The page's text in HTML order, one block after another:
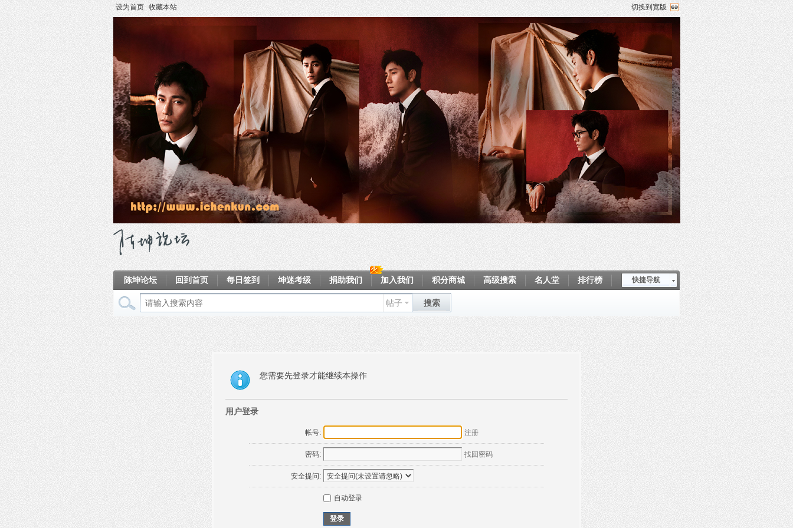
设为首页 收藏本站 切换到宽版
快捷导航
陈坤论坛 回到首页 每日签到 坤迷考级 捐助我们 加入我们 积分商城 高级搜索 名人堂
排行榜
帖子 搜索
您需要先登录才能继续本操作
用户登录
帐号: 注册
密码: 找回密码
安全提问:
自动登录
登录